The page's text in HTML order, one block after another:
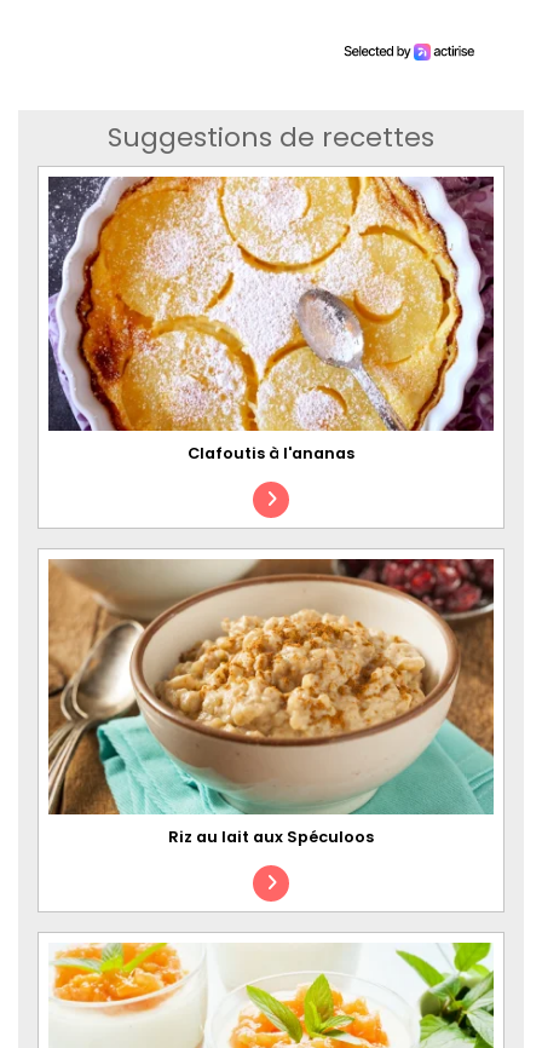
Suggestions de recettes
Clafoutis à l'ananas
Riz au lait aux Spéculoos